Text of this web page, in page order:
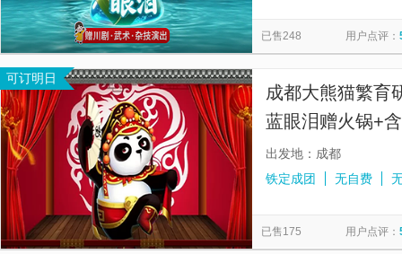
已售248 用户点评：
可订明日
成都大熊猫繁育
蓝眼泪赠火锅+
游
出发地：成都
铁定成团
无自费
已售175 用户点评：